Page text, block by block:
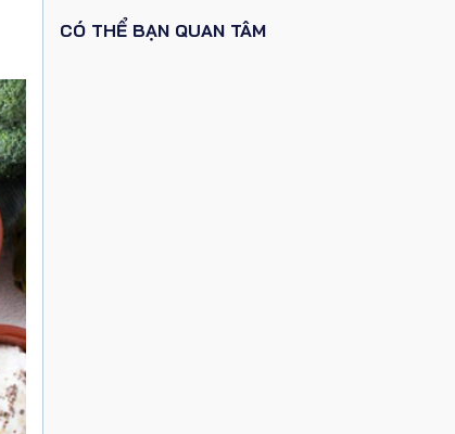
CÓ THỂ BẠN QUAN TÂM